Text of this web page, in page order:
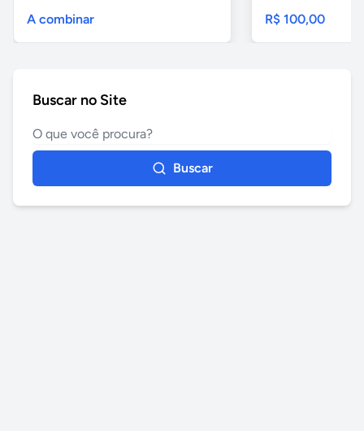
A combinar R$ 100,00
Buscar no Site
Buscar